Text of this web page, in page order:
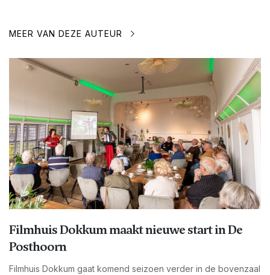
MEER VAN DEZE AUTEUR
Filmhuis Dokkum maakt nieuwe start in De
Posthoorn
Filmhuis Dokkum gaat komend seizoen verder in de bovenzaal